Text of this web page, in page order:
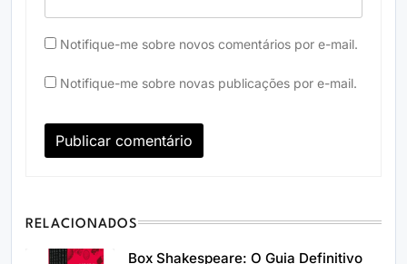
Notifique-me sobre novos comentários por e-mail.
Notifique-me sobre novas publicações por e-mail.
RELACIONADOS
Box Shakespeare: O Guia Definitivo